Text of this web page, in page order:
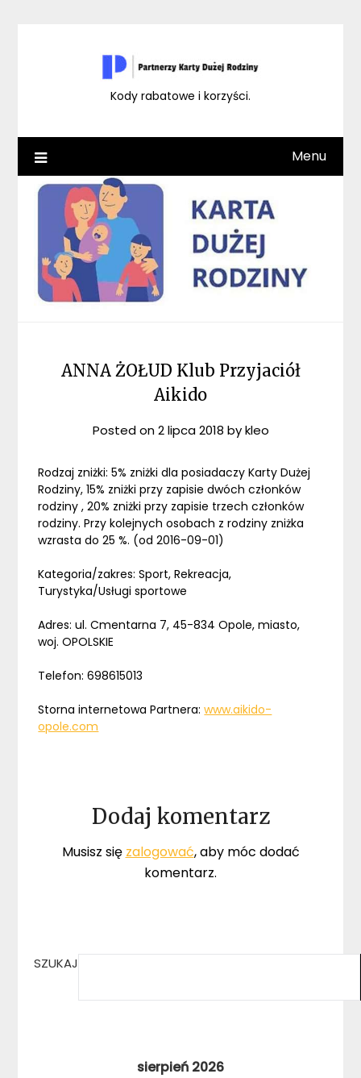
Kody rabatowe i korzyści.
Menu
ANNA ŻOŁUD Klub Przyjaciół
Aikido
Posted on2 lipca 2018 bykleo
Rodzaj zniżki: 5% zniżki dla posiadaczy Karty Dużej
Rodziny, 15% zniżki przy zapisie dwóch członków
rodziny , 20% zniżki przy zapisie trzech członków
rodziny. Przy kolejnych osobach z rodziny zniżka
wzrasta do 25 %. (od 2016-09-01)
Kategoria/zakres: Sport, Rekreacja,
Turystyka/Usługi sportowe
Adres: ul. Cmentarna 7, 45-834 Opole, miasto,
woj. OPOLSKIE
Telefon: 698615013
Storna internetowa Partnera:www.aikido-
opole.com
Dodaj komentarz
Musisz się zalogować, aby móc dodać
komentarz.
SZUKAJ
sierpień 2026